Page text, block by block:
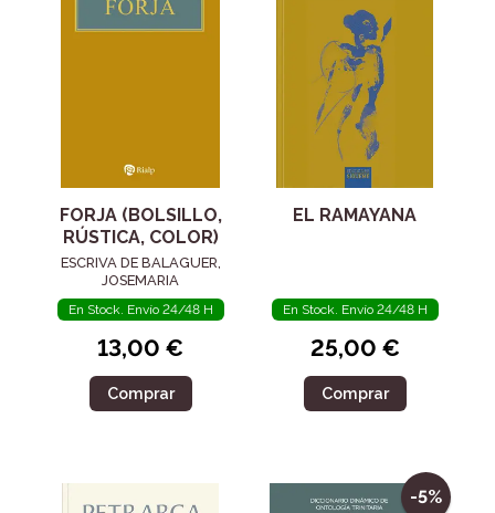
FORJA (BOLSILLO,
RÚSTICA, COLOR)
ESCRIVA DE BALAGUER,
JOSEMARIA
En Stock. Envío 24/48 H
13,00 €
Comprar
EL RAMAYANA
En Stock. Envío 24/48 H
25,00 €
Comprar
-5%